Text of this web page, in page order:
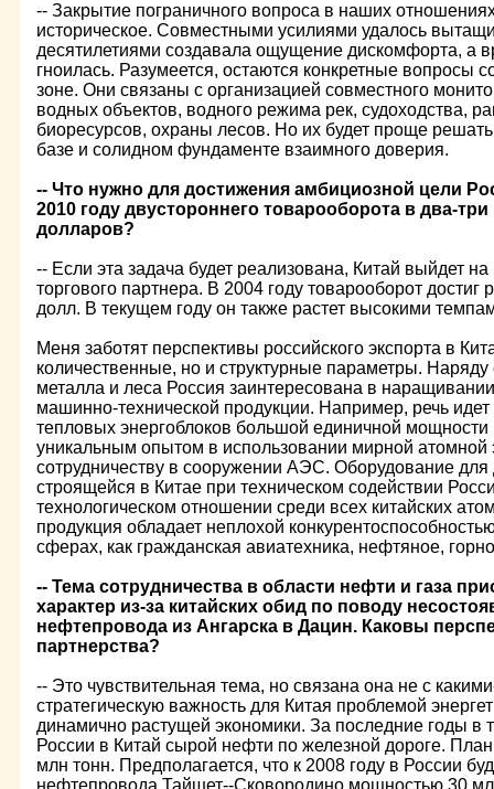
-- Закрытие пограничного вопроса в наших
историческое. Совместными усилиями удалось
десятилетиями создавала ощущение дискомфорта, а
гноилась. Разумеется, остаются конкретные вопросы
зоне. Они связаны с организацией совместного
водных объектов, водного режима рек, судоходства,
биоресурсов, охраны лесов. Но их будет проще
базе и солидном фундаменте взаимного доверия.
-- Что нужно для достижения амбициозной цели
2010 году двустороннего товарооборота в два-
долларов?
-- Если эта задача будет реализована, Китай выйдет
торгового партнера. В 2004 году товарооборот достиг
долл. В текущем году он также растет высокими
Меня заботят перспективы российского экспорта в
количественные, но и структурные параметры. Наряду
металла и леса Россия заинтересована в
машинно-технической продукции. Например, речь идет
тепловых энергоблоков большой единичной
уникальным опытом в использовании мирной атомной
сотрудничеству в сооружении АЭС. Оборудование
строящейся в Китае при техническом содействии
технологическом отношении среди всех китайских
продукция обладает неплохой
сферах, как гражданская авиатехника, нефтяное,
-- Тема сотрудничества в области нефти и газа
характер из-за китайских обид по поводу
нефтепровода из Ангарска в Дацин. Каковы
партнерства?
-- Это чувствительная тема, но связана она не с
стратегическую важность для Китая проблемой
динамично растущей экономики. За последние годы в
России в Китай сырой нефти по железной дороге.
млн тонн. Предполагается, что к 2008 году в России
нефтепровода Тайшет--Сковородино мощностью 30